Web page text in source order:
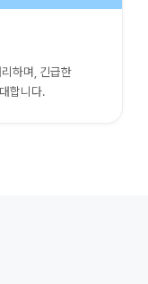
하며, 긴급한
합니다.